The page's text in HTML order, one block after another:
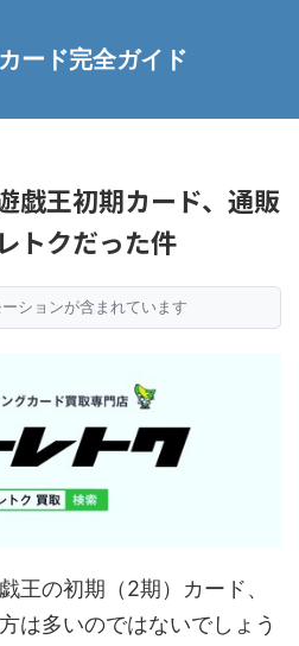
ード完全ガイド
戯王初期カード、通販
トクだった件
ションが含まれています
王の初期（2期）カード、
は多いのではないでしょう